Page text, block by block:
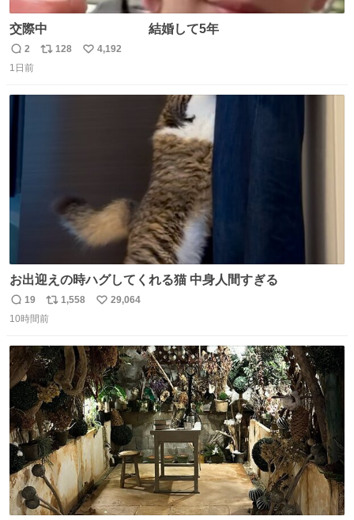
交際中 結婚して5年
返
信
2
リ
128
い
4,192
1日前
お出迎えの時ハグしてくれる猫 中身人間すぎる
返
信
19
リ
ポ
ト
数
1,558
い
数
29,064
10時間前